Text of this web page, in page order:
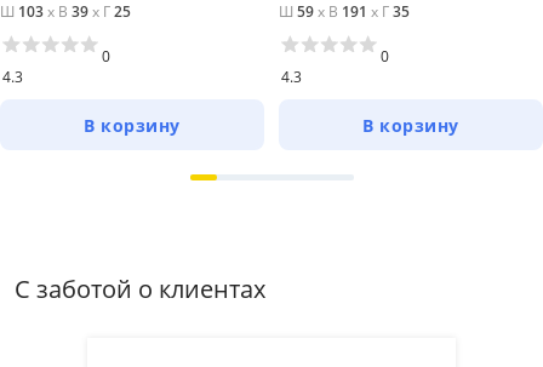
Ш 103x В 39x Г25
4.3
0
В корзину
Ш 59x В 191 x Г35
4.3
0
В корзину
С заботой о клиентах